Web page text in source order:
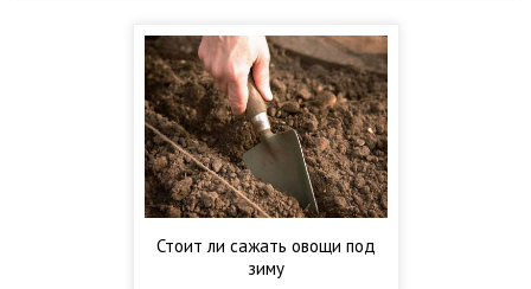
Стоит ли сажать овощи под
зиму